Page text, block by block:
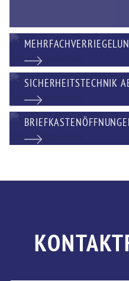
SICHERHEITSTECHNIK